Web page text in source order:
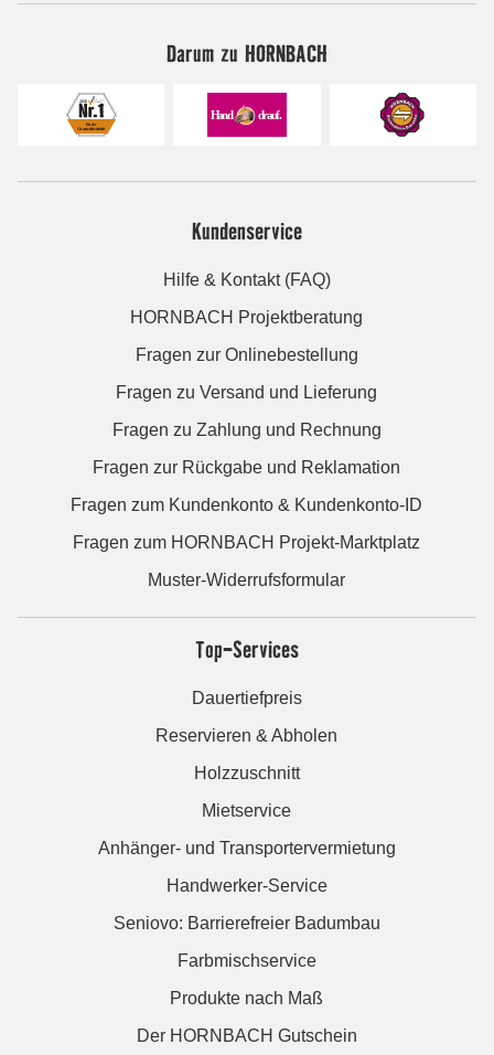
Darum zu HORNBACH
Kundenservice
Hilfe & Kontakt (FAQ)
HORNBACH Projektberatung
Fragen zur Onlinebestellung
Fragen zu Versand und Lieferung
Fragen zu Zahlung und Rechnung
Fragen zur Rückgabe und Reklamation
Fragen zum Kundenkonto & Kundenkonto-ID
Fragen zum HORNBACH Projekt-Marktplatz
Muster-Widerrufsformular
Top-Services
Dauertiefpreis
Reservieren & Abholen
Holzzuschnitt
Mietservice
Anhänger- und Transportervermietung
Handwerker-Service
Seniovo: Barrierefreier Badumbau
Farbmischservice
Produkte nach Maß
Der HORNBACH Gutschein